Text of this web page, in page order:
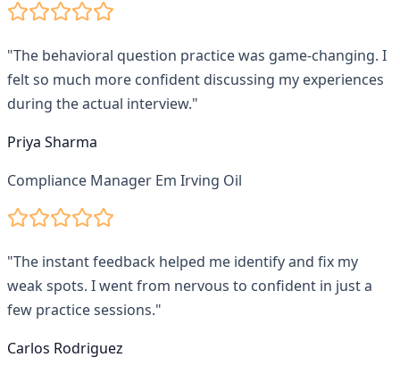
"The behavioral question practice was game-changing. I
felt so much more confident discussing my experiences
during the actual interview."
Priya Sharma
Compliance Manager Em Irving Oil
"The instant feedback helped me identify and fix my
weak spots. I went from nervous to confident in just a
few practice sessions."
Carlos Rodriguez